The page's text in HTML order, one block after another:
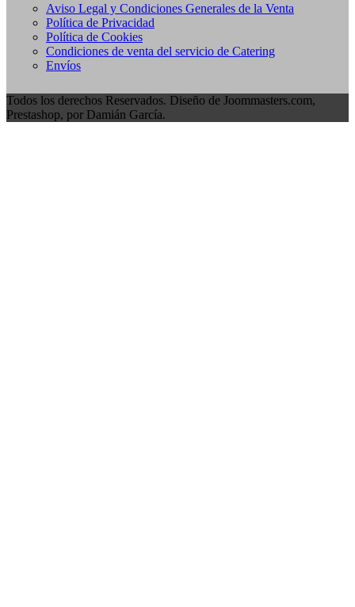
Aviso Legal y Condiciones Generales de la Venta
Política de Privacidad
Política de Cookies
Condiciones de venta del servicio de Catering
Envíos
Todos los derechos Reservados. Diseño de Joommasters.com,
Prestashop, por Damián García.